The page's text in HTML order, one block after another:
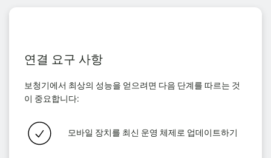
연결 요구 사항
보청기에서 최상의 성능을 얻으려면 다음 단계를 따르는 것
이 중요합니다:
모바일 장치를 최신 운영 체제로 업데이트하기